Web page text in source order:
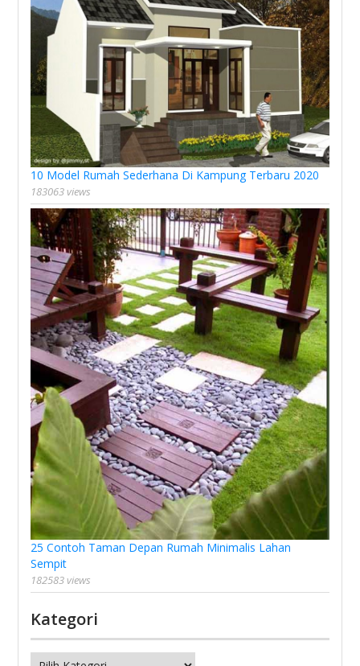
10 Model Rumah Sederhana Di Kampung Terbaru 2020
183063 views
25 Contoh Taman Depan Rumah Minimalis Lahan
Sempit
182583 views
Kategori
Kategori